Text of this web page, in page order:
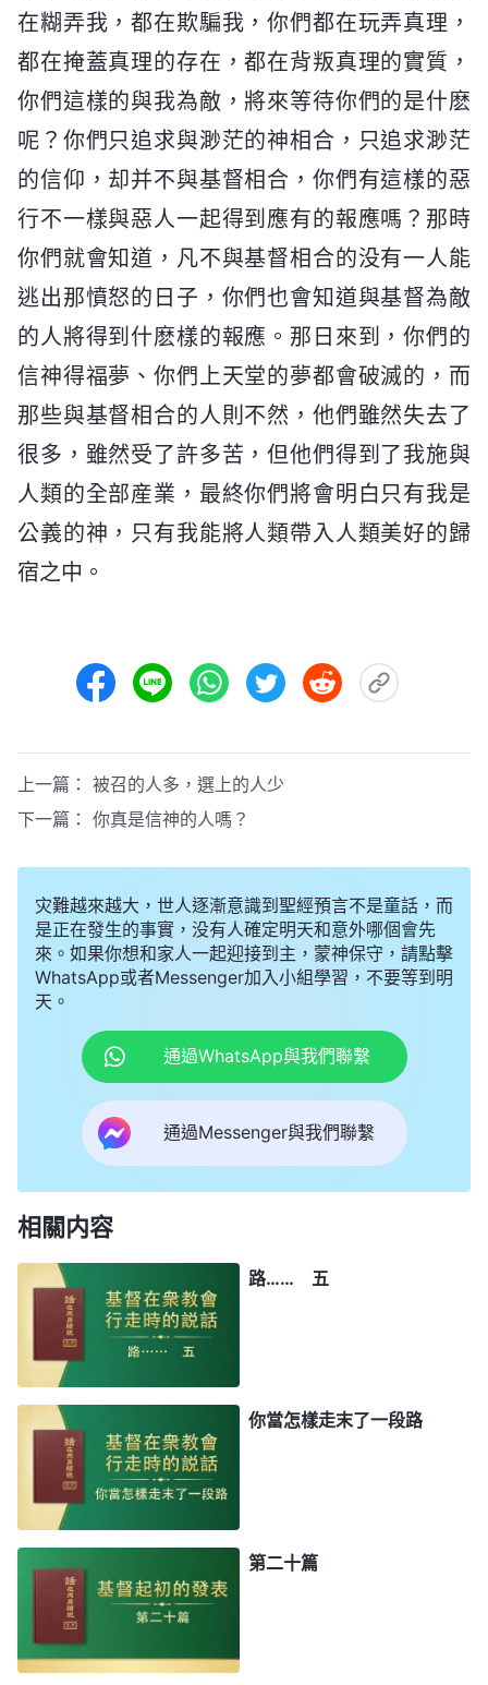
在糊弄我，都在欺騙我，你們都在玩弄真理，
都在掩蓋真理的存在，都在背叛真理的實質，
你們這樣的與我為敵，將來等待你們的是什麽
呢？你們只追求與渺茫的神相合，只追求渺茫
的信仰，却并不與基督相合，你們有這樣的惡
行不一樣與惡人一起得到應有的報應嗎？那時
你們就會知道，凡不與基督相合的没有一人能
逃出那憤怒的日子，你們也會知道與基督為敵
的人將得到什麽樣的報應。那日來到，你們的
信神得福夢、你們上天堂的夢都會破滅的，而
那些與基督相合的人則不然，他們雖然失去了
很多，雖然受了許多苦，但他們得到了我施與
人類的全部産業，最終你們將會明白只有我是
公義的神，只有我能將人類帶入人類美好的歸
宿之中。
上一篇： 被召的人多，選上的人少
下一篇： 你真是信神的人嗎？
灾難越來越大，世人逐漸意識到聖經預言不是童話，而
是正在發生的事實，没有人確定明天和意外哪個會先
來。如果你想和家人一起迎接到主，蒙神保守，請點擊
WhatsApp或者Messenger加入小組學習，不要等到明
天。
通過WhatsApp與我們聯繫
通過Messenger與我們聯繫
相關内容
路…… 五
你當怎樣走末了一段路
第二十篇